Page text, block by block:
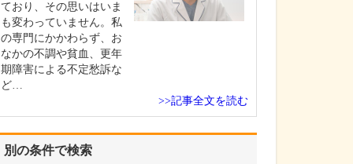
別の条件で検索
ており、その思いはいま
も変わっていません。私
の専門にかかわらず、お
なかの不調や貧血、更年
期障害による不定愁訴な
ど…
>>記事全文を読む